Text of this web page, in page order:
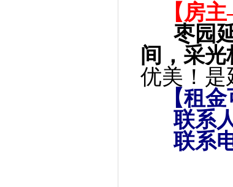
【房
枣园
间， 采光
优美！ 是
【租金
联系人
联系